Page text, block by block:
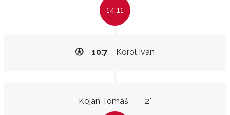
14:11
Korol Ivan
10:7
Kojan Tomáš 2"